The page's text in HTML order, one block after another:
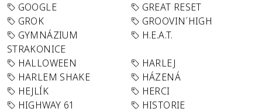
GOOGLE
GREAT RESET
GROK
GROOVIN´HIGH
GYMNÁZIUM
STRAKONICE
H.E.A.T.
HALLOWEEN
HARLEJ
HARLEM SHAKE
HÁZENÁ
HEJLÍK
HERCI
HIGHWAY 61
HISTORIE